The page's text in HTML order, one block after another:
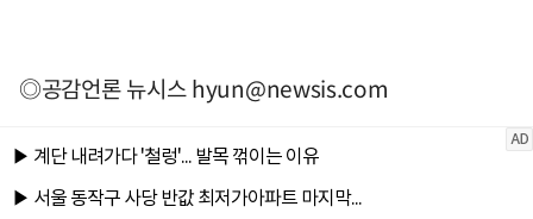
◎공감언론 뉴시스hyun@newsis.com